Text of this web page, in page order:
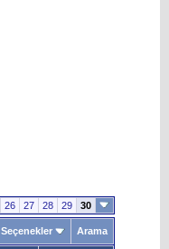
26 27 28 29 30
Seçenekler Arama